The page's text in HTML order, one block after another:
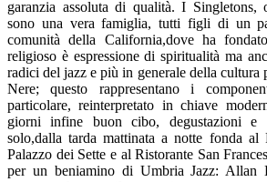
garanzia assoluta di qualità. I Singletons,
sono una vera famiglia, tutti figli di un
comunità della California,dove ha
religioso è espressione di spiritualità ma
radici del jazz e più in generale della cultura
Nere; questo rappresentano i
particolare, reinterpretato in chiave
giorni infine buon cibo, degustazioni e
solo,dalla tarda mattinata a notte fonda al
Palazzo dei Sette e al Ristorante San
per un beniamino di Umbria Jazz: Allan